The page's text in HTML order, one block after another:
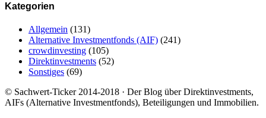
Kategorien
Allgemein (131)
Alternative Investmentfonds (AIF) (241)
crowdinvesting (105)
Direktinvestments (52)
Sonstiges (69)
© Sachwert-Ticker 2014-2018 · Der Blog über Direktinvestments,
AIFs (Alternative Investmentfonds), Beteiligungen und Immobilien.